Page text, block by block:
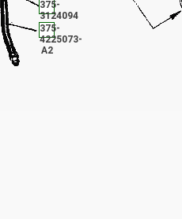
375-
3124094
375-
4225073-
А2